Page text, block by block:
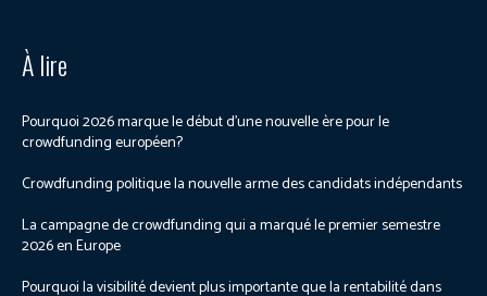
À lire
Pourquoi 2026 marque le début d’une nouvelle ère pour le
crowdfunding européen?
Crowdfunding politique la nouvelle arme des candidats indépendants
La campagne de crowdfunding qui a marqué le premier semestre
2026 en Europe
Pourquoi la visibilité devient plus importante que la rentabilité dans